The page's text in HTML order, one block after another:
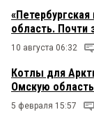
область. Почти
10 августа 06:32
Котлы для
Омскую
5 февраля 15:57